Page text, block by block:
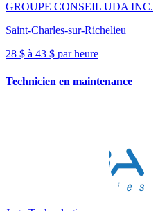
GROUPE CONSEIL UDA INC.
Saint-Charles-sur-Richelieu
28 $ à 43 $ par heure
Technicien en maintenance